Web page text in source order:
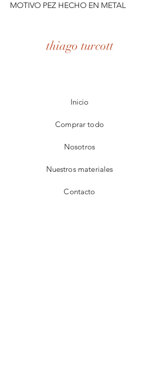
MOTIVO PEZ HECHO EN METAL
thiago turcott
Inicio
Comprar todo
Nosotros
Nuestros materiales
Contacto